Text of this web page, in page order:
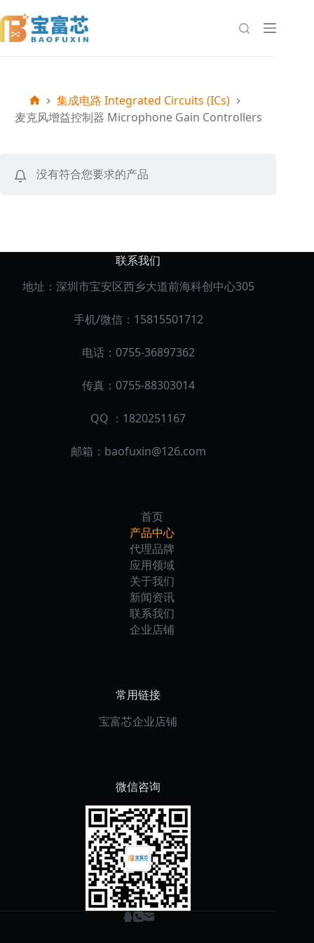
至
内
首
集成电路 Integrated Circuits (ICs)
麦克风增益控制器 Microphone Gain Controllers
没有符合您要求的产品
联系我们
地址：深圳市宝安区西乡大道前海科创中心305
手机/微信：15815501712
电话：0755-36897362
传真：0755-88303014
QQ ：1820251167
邮箱： baofuxin@126.com
首页
产品中心
代理品牌
应用领域
关于我们
新闻资讯
联系我们
企业店铺
常用链接
宝富芯企业店铺
微信咨询